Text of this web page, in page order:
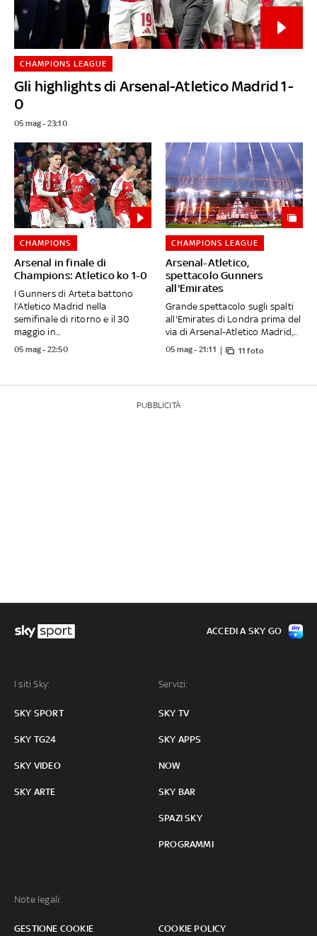
Gli highlights di Arsenal-Atletico Madrid 1-
0
CHAMPIONS LEAGUE
05 mag - 23:10
Arsenal in finale di
Champions: Atletico ko 1-0
CHAMPIONS
I Gunners di Arteta battono
l’Atletico Madrid nella
semifinale di ritorno e il 30
maggio in...
05 mag - 22:50
Arsenal-Atletico,
spettacolo Gunners
all'Emirates
CHAMPIONS LEAGUE
Grande spettacolo sugli spalti
all'Emirates di Londra prima del
via di Arsenal-Atletico Madrid,...
05 mag - 21:11 11 foto
PUBBLICITÀ
I siti Sky:
SKY SPORT
SKY TG24
SKY VIDEO
SKY ARTE
Servizi:
SKY TV
SKY APPS
NOW
SKY BAR
SPAZI SKY
PROGRAMMI
Note legali:
GESTIONE COOKIE COOKIE POLICY
ACCEDI A SKY GO